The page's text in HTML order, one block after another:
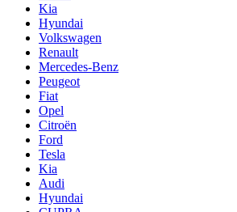
Kia
Hyundai
Volkswagen
Renault
Mercedes-Benz
Peugeot
Fiat
Opel
Citroën
Ford
Tesla
Kia
Audi
Hyundai